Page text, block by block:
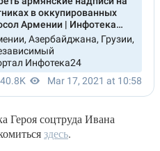
Героя соцтруда Ивана
здесь.